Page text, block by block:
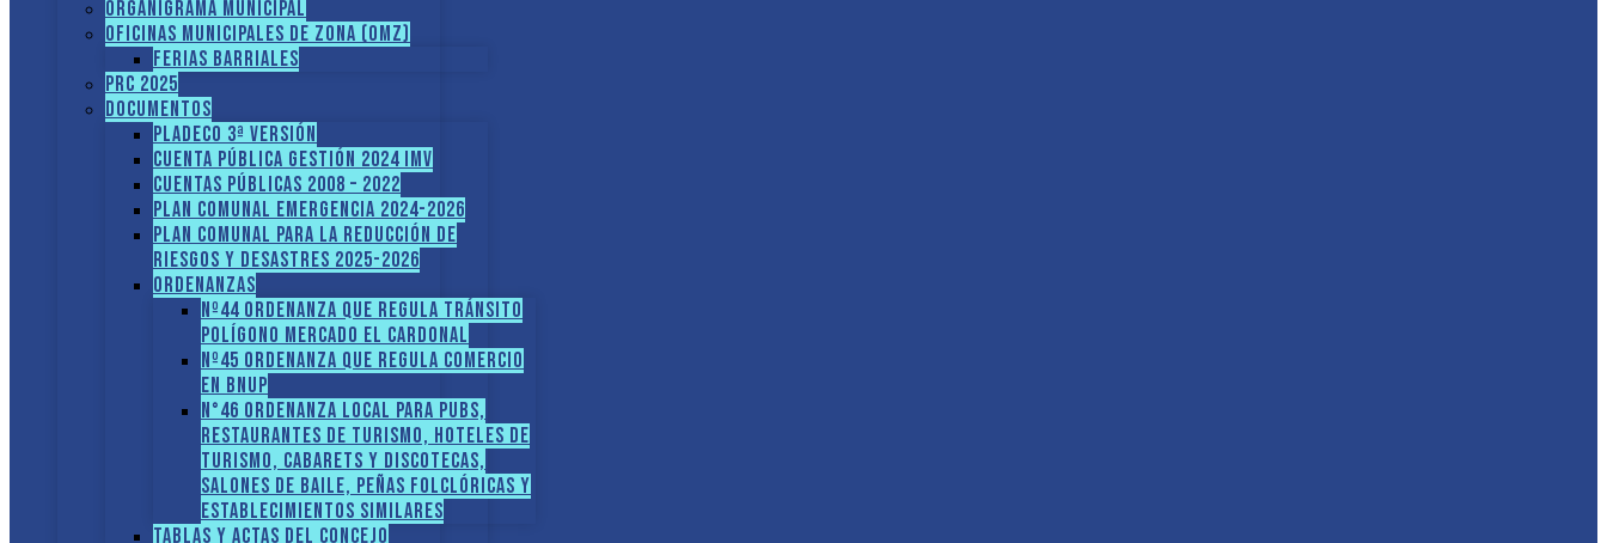
Organigrama Municipal
Oficinas Municipales de Zona (OMZ)
Ferias Barriales
PRC 2025
Documentos
PLADECO 3ª VERSIÓN
CUENTA PÚBLICA GESTIÓN 2024 IMV
Cuentas Públicas 2008 – 2022
PLAN COMUNAL EMERGENCIA 2024-2026
PLAN COMUNAL PARA LA REDUCCIÓN DE
RIESGOS Y DESASTRES 2025-2026
ORDENANZAS
Nº44 Ordenanza que regula tránsito
Polígono Mercado El Cardonal
Nº45 Ordenanza que regula comercio
en BNUP
N°46 Ordenanza local para pubs,
restaurantes de turismo, hoteles de
turismo, cabarets y discotecas,
salones de baile, peñas folclóricas y
establecimientos similares
Tablas y Actas del Concejo